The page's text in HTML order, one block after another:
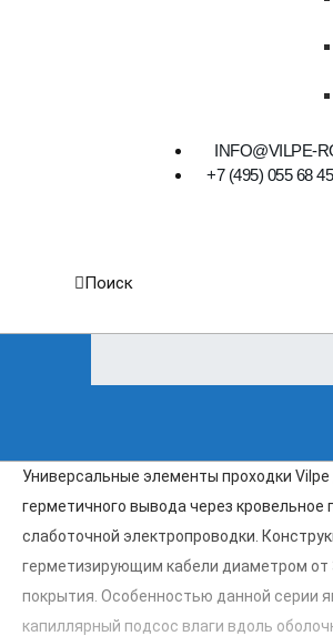
INFO@VILPE-
+7 (495) 055 68 45
Поиск
Универсальные элементы проходки
герметичного вывода через
слаботочной электропроводки.
герметизирующим кабели диаметром от
покрытия. Особенностью данной серии
капиллярный подсос влаги вдоль